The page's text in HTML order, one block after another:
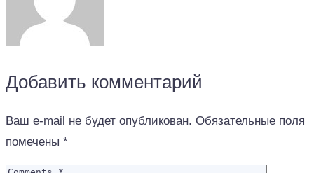
Добавить комментарий
Ваш e-mail не будет опубликован. Обязательные поля
помечены *